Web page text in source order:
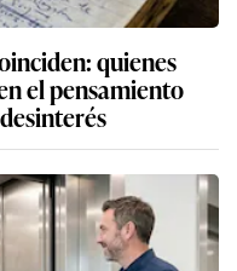
quienes
el pensamiento